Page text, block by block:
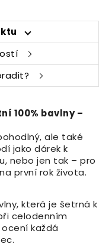
100% bavlny –
ale také
jako dárek k
nebo jen tak – pro
první rok života.
která je šetrná k
celodenním
každá